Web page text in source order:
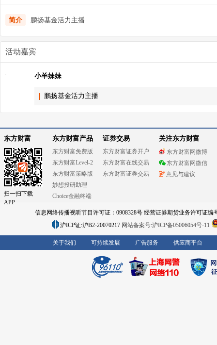
简介 鹏扬基金活力主播
活动嘉宾
小羊妹妹
鹏扬基金活力主播
东方财富
扫一扫下载
APP
东方财富产品
东方财富免费版
东方财富Level-2
东方财富策略版
妙想投研助理
Choice金融终端
证券交易
东方财富证券开户
东方财富在线交易
东方财富证券交易
关注东方财富
东方财富网微博
东方财富网微信
意见与建议
信息网络传播视听节目许可证：0908328号 经营证券期货业务许可证编
沪ICP证:沪B2-20070217 网站备案号:沪ICP备05006054号-11
关于我们 可持续发展 广告服务 供应商平台